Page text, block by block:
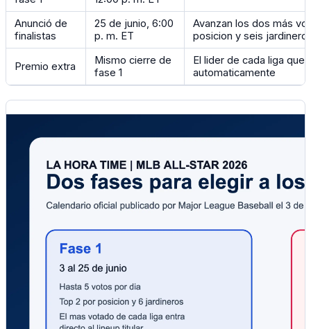
Anunció de
finalistas
25 de junio, 6:00
p. m. ET
Avanzan los dos más
posicion y seis
Premio extra
Mismo cierre de
fase 1
El lider de cada liga
automaticamente